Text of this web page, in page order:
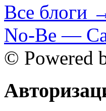
Все блоги
No-Be —
© Powered